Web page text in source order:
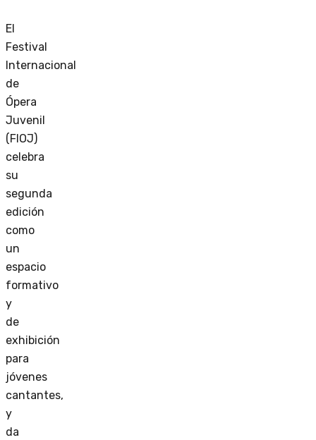
El
Festival
Internacional
de
Ópera
Juvenil
(FIOJ)
celebra
su
segunda
edición
como
un
espacio
formativo
y
de
exhibición
para
jóvenes
cantantes,
y
da